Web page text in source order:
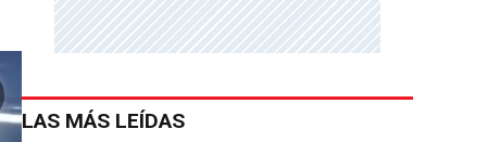
LAS MÁS LEÍDAS